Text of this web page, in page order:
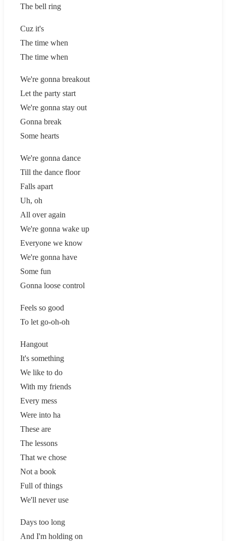
The bell ring
Cuz it's
The time when
The time when
We're gonna breakout
Let the party start
We're gonna stay out
Gonna break
Some hearts
We're gonna dance
Till the dance floor
Falls apart
Uh, oh
All over again
We're gonna wake up
Everyone we know
We're gonna have
Some fun
Gonna loose control
Feels so good
To let go-oh-oh
Hangout
It's something
We like to do
With my friends
Every mess
Were into ha
These are
The lessons
That we chose
Not a book
Full of things
We'll never use
Days too long
And I'm holding on